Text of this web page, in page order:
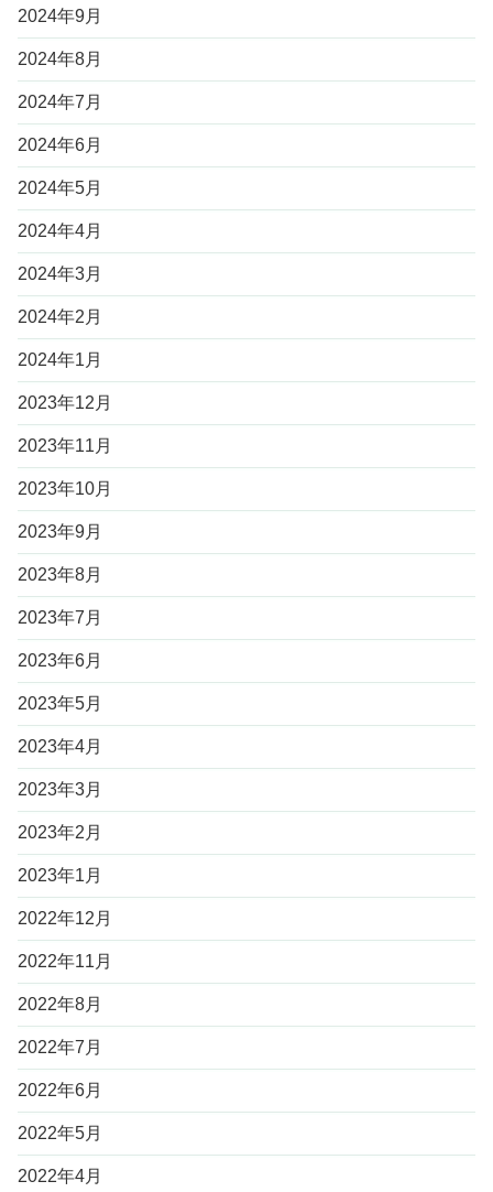
2024年9月
2024年8月
2024年7月
2024年6月
2024年5月
2024年4月
2024年3月
2024年2月
2024年1月
2023年12月
2023年11月
2023年10月
2023年9月
2023年8月
2023年7月
2023年6月
2023年5月
2023年4月
2023年3月
2023年2月
2023年1月
2022年12月
2022年11月
2022年8月
2022年7月
2022年6月
2022年5月
2022年4月